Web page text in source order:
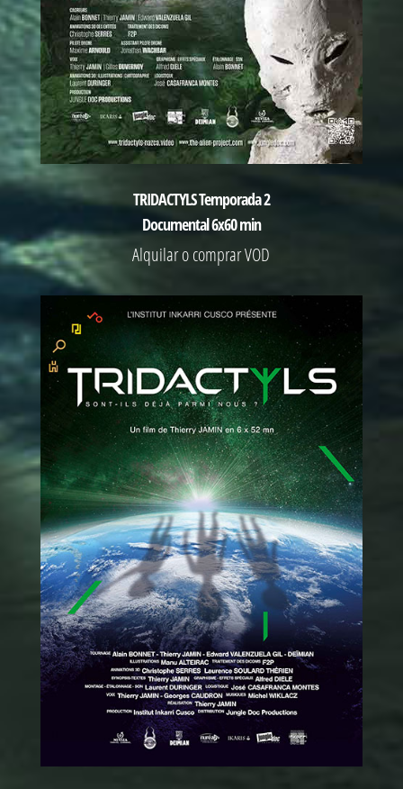
TRIDACTYLS Temporada 2
Documental 6x60 min
Alquilar o comprar VOD